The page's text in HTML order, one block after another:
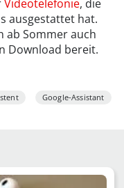
Videotelefonie, die
ausgestattet hat.
ab Sommer auch
Download bereit.
Google-Assistant